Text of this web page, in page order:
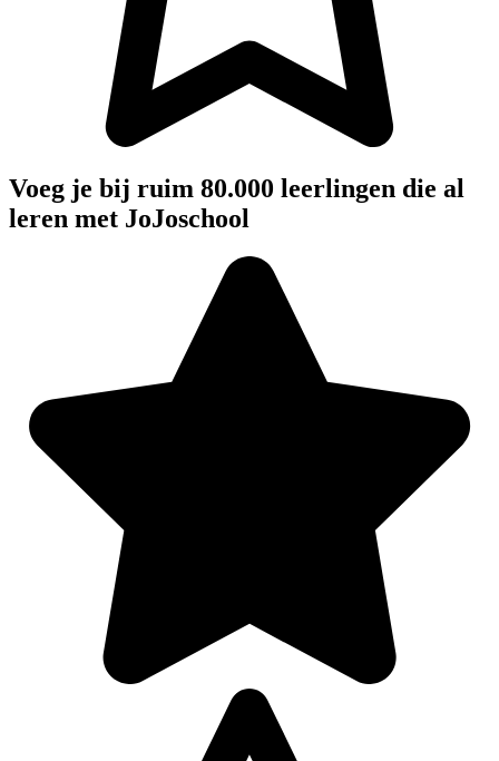
Voeg je bij ruim 80.000 leerlingen die al
leren met JoJoschool